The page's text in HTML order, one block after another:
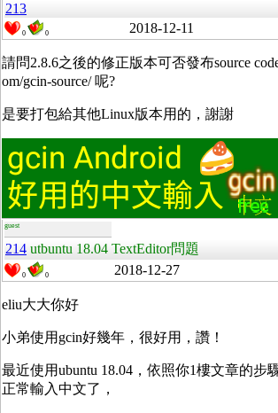
213
0 0 2018-12-11
請問2.8.6之後的修正版本可否發布source
om/gcin-source/ 呢?
是要打包給其他Linux版本用的，謝謝
guest
214 utbuntu 18.04 TextEditor問題
0 0 2018-12-27
eliu大大你好
小弟使用gcin好幾年，很好用，讚！
最近使用ubuntu 18.04，依照你1樓文章的步
正常輸入中文了，